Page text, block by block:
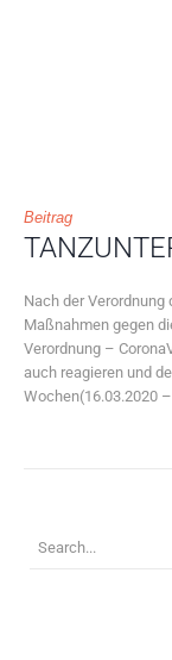
Beitrag
Nach der
Maßnahmen gegen
Verordnung –
auch reagieren und
Wochen(16.03.2020